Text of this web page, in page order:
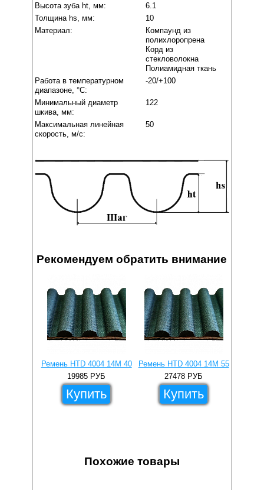
Высота зуба ht, мм:
6.1
Толщина hs, мм:
10
Материал:
Компаунд из
полихлоропрена
Корд из
стекловолокна
Полиамидная ткань
Работа в температурном
диапазоне, °C:
-20/+100
Минимальный диаметр
шкива, мм:
122
Максимальная линейная
скорость, м/с:
50
Рекомендуем обратить внимание
Ремень HTD 4004 14M 40
19985 РУБ
Купить
Ремень HTD 4004 14M 55
27478 РУБ
Купить
Похожие товары